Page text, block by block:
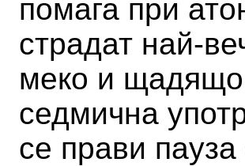
помага при
страдат най-
меко и
седмична
се прави